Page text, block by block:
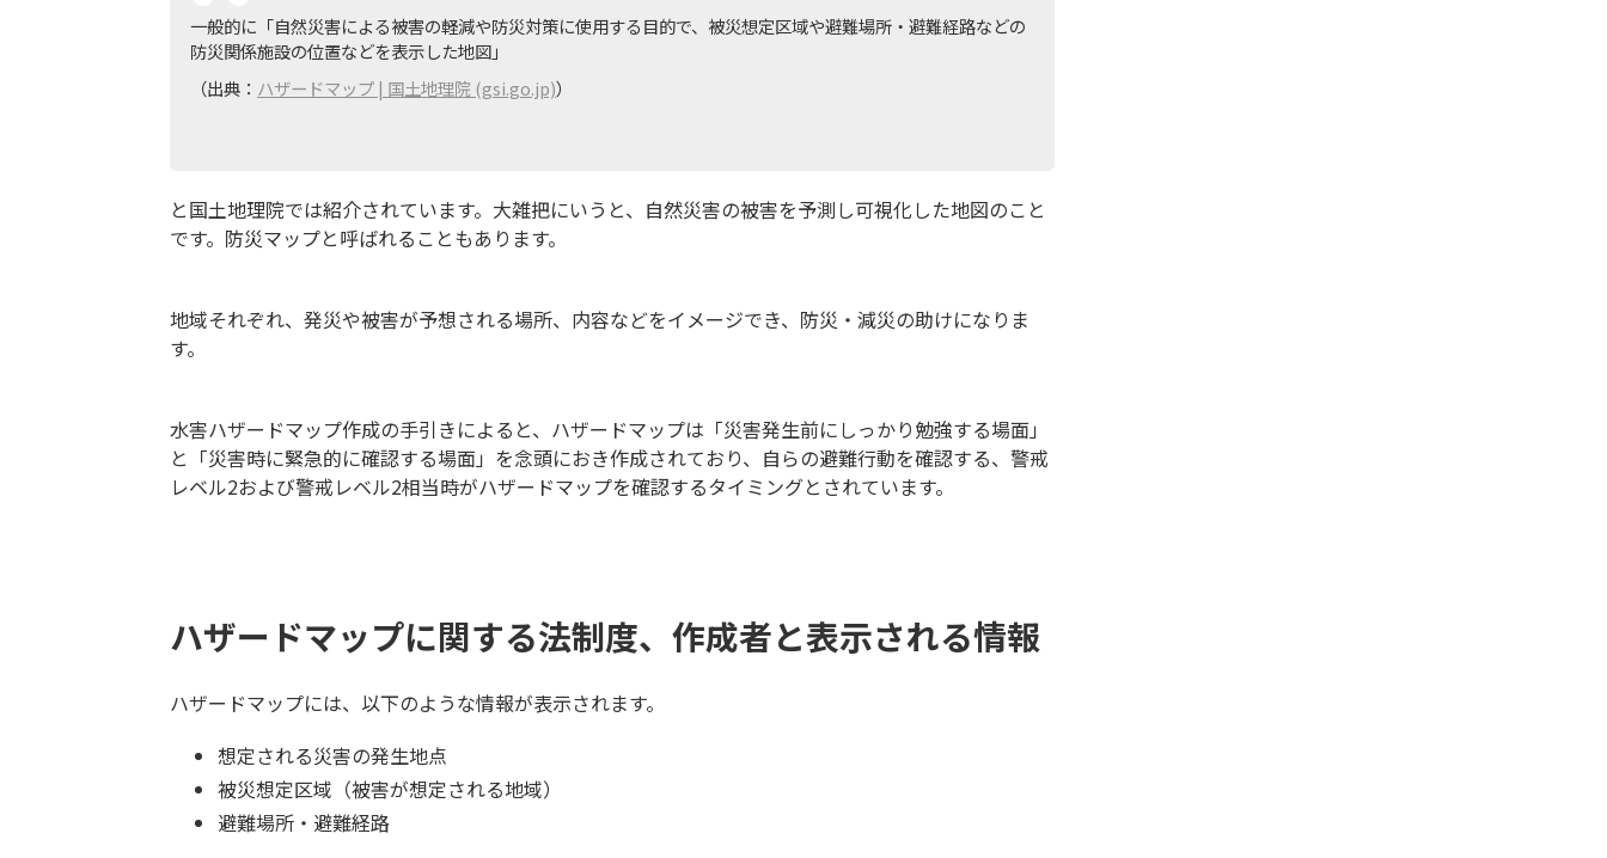
一般的に「自然災害による被害の軽減や防災対策に使用する目的で、被災想定区域や避難場所・避難経路などの
防災関係施設の位置などを表示した地図」
（出典： ハザードマップ | 国土地理院 (gsi.go.jp)）
と国土地理院では紹介されています。大雑把にいうと、自然災害の被害を予測し可視化した地図のこと
です。防災マップと呼ばれることもあります。
地域それぞれ、発災や被害が予想される場所、内容などをイメージでき、防災・減災の助けになりま
す。
水害ハザードマップ作成の手引きによると、ハザードマップは「災害発生前にしっかり勉強する場面」
と「災害時に緊急的に確認する場面」を念頭におき作成されており、自らの避難行動を確認する、警戒
レベル2および警戒レベル2相当時がハザードマップを確認するタイミングとされています。
ハザードマップに関する法制度、作成者と表示される情報
ハザードマップには、以下のような情報が表示されます。
想定される災害の発生地点
被災想定区域（被害が想定される地域）
避難場所・避難経路